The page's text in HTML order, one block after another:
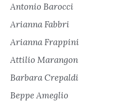
Antonio Barocci
Arianna Fabbri
Arianna Frappini
Attilio Marangon
Barbara Crepaldi
Beppe Ameglio